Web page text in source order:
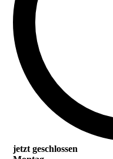
jetzt geschlossen